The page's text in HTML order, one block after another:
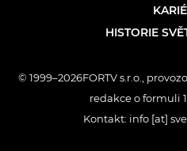
HISTORIE
© 1999–2026FORTV s.r.o.,
redakce o formuli
Kontakt: info [at]